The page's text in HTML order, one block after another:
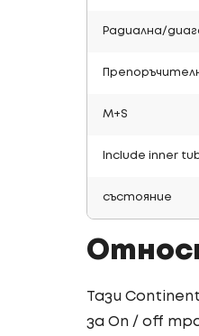
Радиална/
M+S
Include inner
състояние
Тази
за On / off